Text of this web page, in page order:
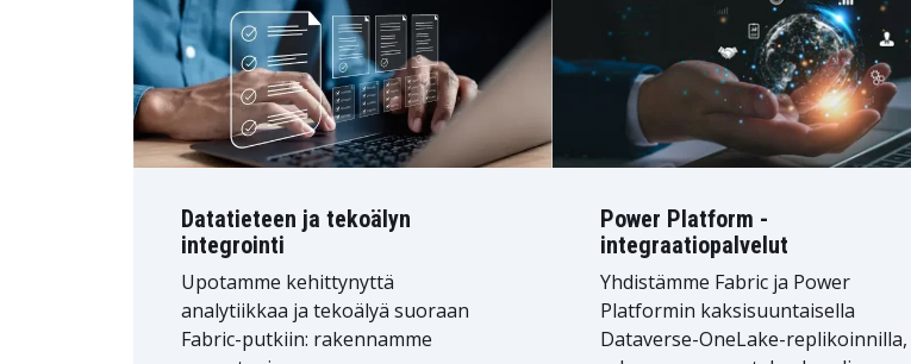
Datatieteen ja tekoälyn
integrointi
Upotamme kehittynyttä
analytiikkaa ja tekoälyä suoraan
Fabric-putkiin: rakennamme
Power Platform -
integraatiopalvelut
Yhdistämme Fabric ja Power
Platformin kaksisuuntaisella
Dataverse-OneLake-replikoinnilla,